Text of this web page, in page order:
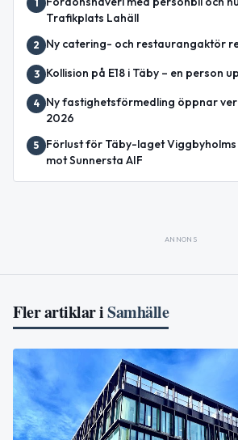
1
Trafikplats Lahäll
2 Ny catering- och restaurangaktör
3 Kollision på E18 i Täby – en person
4
Ny fastighetsförmedling öppnar
2026
5
Förlust för Täby-laget
mot Sunnersta AIF
ANNONS
Fler artiklar iSamhälle